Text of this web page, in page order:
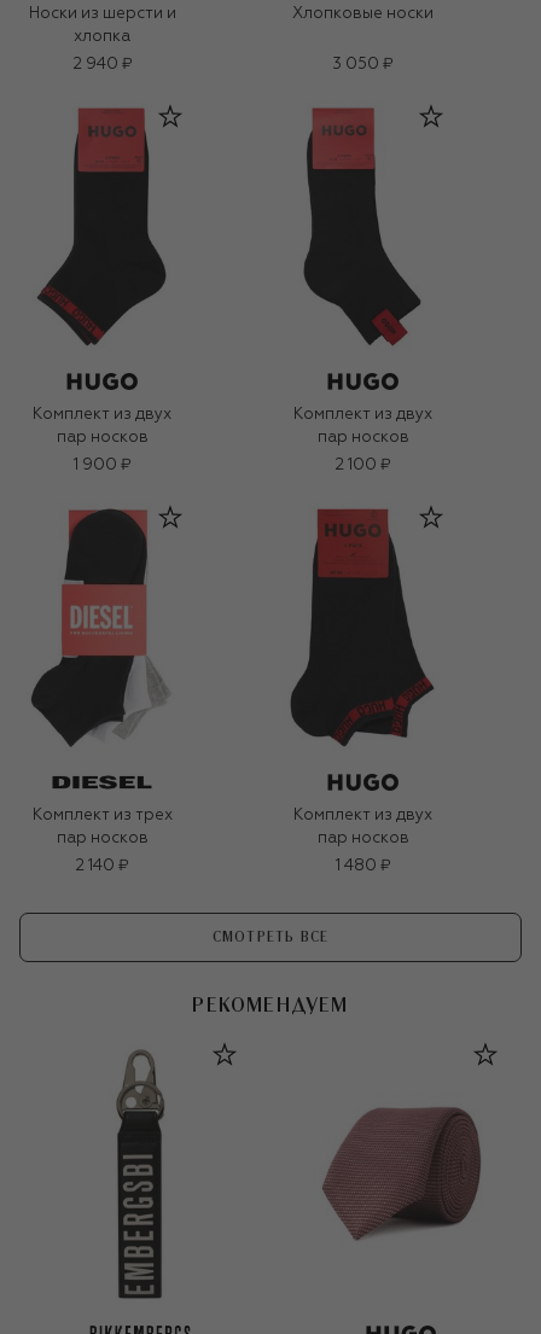
Носки из шерсти и
хлопка
2 940 ₽
Хлопковые носки
3 050 ₽
Комплект из двух
пар носков
1 900 ₽
Комплект из двух
пар носков
2 100 ₽
Комплект из трех
пар носков
2 140 ₽
Комплект из двух
пар носков
1 480 ₽
СМОТРЕТЬ ВСЕ
РЕКОМЕНДУЕМ